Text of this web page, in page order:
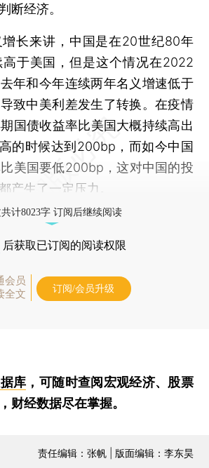
断经济。
来讲，中国是在20世纪80年
于美国，但是这个情况在2022
年和今年连续两年名义增速低于
致中美利差发生了转换。在疫情
国债收益率比美国大概持续高出
的时候达到200bp，而如今中国
美国要低200bp，这对中国的投
产生了一定压力。
计8023字 订阅后继续阅读
后获取已订阅的阅读权限
会员
全文
订阅/会员升级
库 ，可随时查阅宏观经济、股票
财经数据尽在掌握。
责任编辑：张帆 | 版面编辑：李东昊